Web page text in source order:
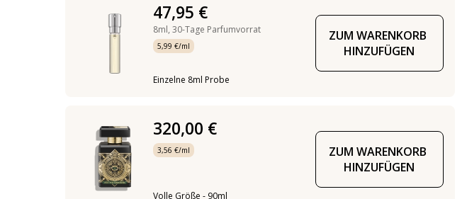
47,95 €
8ml, 30-Tage Parfumvorrat
5,99 €/ml
Einzelne 8ml Probe
ZUM WARENKORB
HINZUFÜGEN
320,00 €
3,56 €/ml
Volle Größe - 90ml
ZUM WARENKORB
HINZUFÜGEN